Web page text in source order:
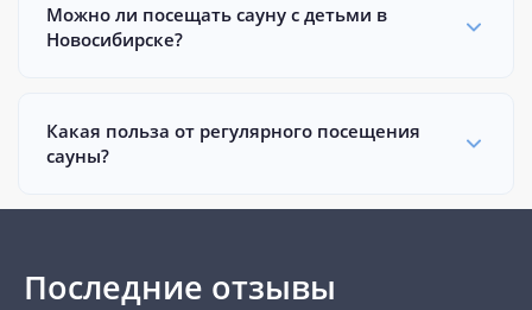
Можно ли посещать сауну с детьми в
Новосибирске?
Какая польза от регулярного посещения
сауны?
Последние отзывы